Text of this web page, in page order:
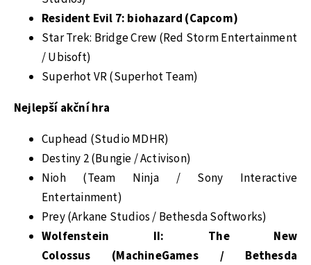
Resident Evil 7: biohazard (Capcom)
Star Trek: Bridge Crew (Red Storm Entertainment
/ Ubisoft)
Superhot VR (Superhot Team)
Nejlepší akční hra
Cuphead (Studio MDHR)
Destiny 2 (Bungie / Activison)
Nioh (Team Ninja / Sony Interactive
Entertainment)
Prey (Arkane Studios / Bethesda Softworks)
Wolfenstein II: The New
Colossus (MachineGames / Bethesda